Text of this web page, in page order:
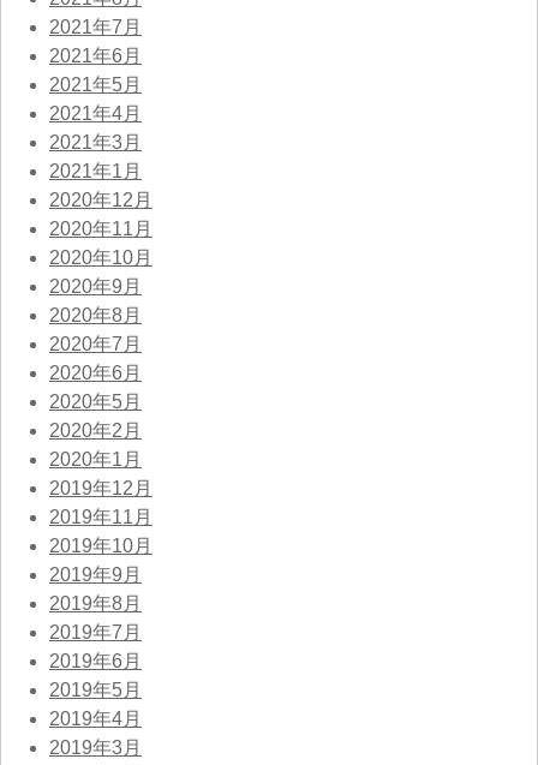
2021年7月
2021年6月
2021年5月
2021年4月
2021年3月
2021年1月
2020年12月
2020年11月
2020年10月
2020年9月
2020年8月
2020年7月
2020年6月
2020年5月
2020年2月
2020年1月
2019年12月
2019年11月
2019年10月
2019年9月
2019年8月
2019年7月
2019年6月
2019年5月
2019年4月
2019年3月